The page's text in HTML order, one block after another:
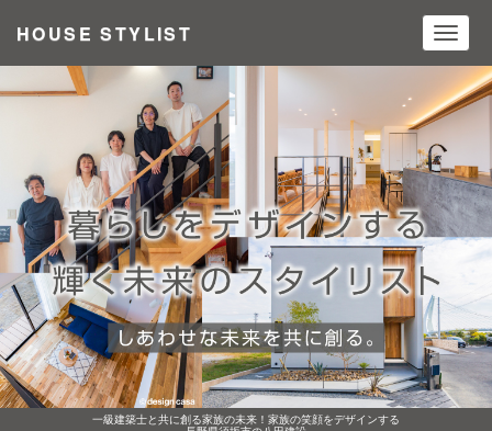
一級建築士と共に創る家族の未来！家族の笑顔をデザインする
HOUSE STYLIST